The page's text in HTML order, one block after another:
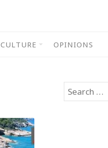
CULTURE OPINIONS
Search
for: